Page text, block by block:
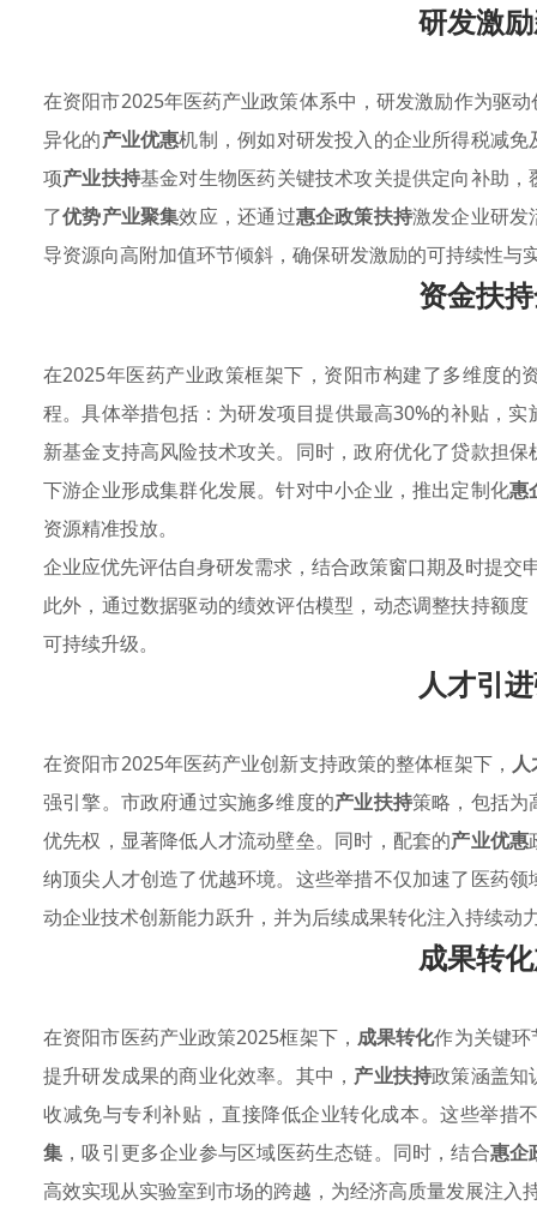
研发激
在资阳市2025年医药产业政策体系中，研发激励作为驱
异化的产业优惠机制，例如对研发投入的企业所得税减
项产业扶持基金对生物医药关键技术攻关提供定向补助
了优势产业聚集效应，还通过惠企政策扶持激发企业研发
导资源向高附加值环节倾斜，确保研发激励的可持续性
资金扶
在2025年医药产业政策框架下，资阳市构建了多维度的
程。具体举措包括：为研发项目提供最高30%的补贴，
新基金支持高风险技术攻关。同时，政府优化了贷款担
下游企业形成集群化发展。针对中小企业，推出定制化惠
资源精准投放。
企业应优先评估自身研发需求，结合政策窗口期及时提交
此外，通过数据驱动的绩效评估模型，动态调整扶持额
可持续升级。
人才引
在资阳市2025年医药产业创新支持政策的整体框架下，
强引擎。市政府通过实施多维度的产业扶持策略，包括为
优先权，显著降低人才流动壁垒。同时，配套的产业优惠
纳顶尖人才创造了优越环境。这些举措不仅加速了医药
动企业技术创新能力跃升，并为后续成果转化注入持续动
成果转
在资阳市医药产业政策2025框架下， 成果转化作为关键
提升研发成果的商业化效率。其中， 产业扶持政策涵盖知
收减免与专利补贴，直接降低企业转化成本。这些举措
集 ，吸引更多企业参与区域医药生态链。同时，结合惠企
高效实现从实验室到市场的跨越，为经济高质量发展注入